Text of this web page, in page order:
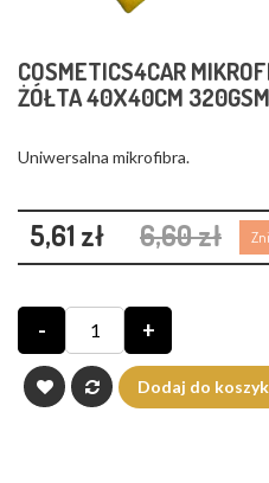
COSMETICS4CAR
ŻÓŁTA 40X40CM 320GSM
Uniwersalna mikrofibra.
5,61 zł 6,60 zł
- +
Dodaj do